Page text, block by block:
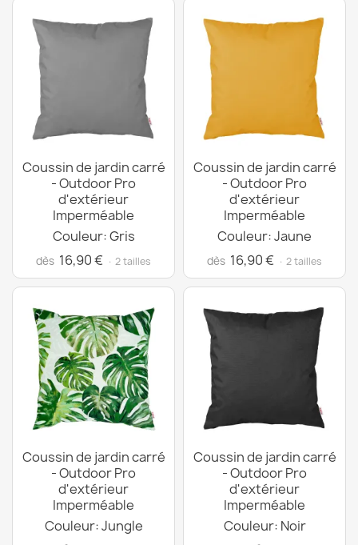
Coussin de jardin carré
- Outdoor Pro
d'extérieur
Imperméable
Couleur: Gris
dès 16,90 € · 2 tailles
Coussin de jardin carré
- Outdoor Pro
d'extérieur
Imperméable
Couleur: Jaune
dès 16,90 € · 2 tailles
Coussin de jardin carré
- Outdoor Pro
d'extérieur
Imperméable
Couleur: Jungle
Coussin de jardin carré
- Outdoor Pro
d'extérieur
Imperméable
Couleur: Noir